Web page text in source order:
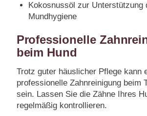
Kokosnussöl zur Unterstützung
Mundhygiene
Professionelle
beim Hund
Trotz guter häuslicher Pflege kann
professionelle Zahnreinigung beim
sein. Lassen Sie die Zähne Ihres
regelmäßig kontrollieren.